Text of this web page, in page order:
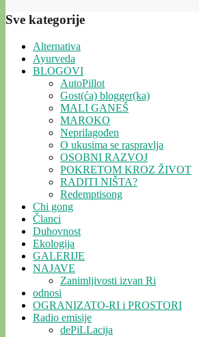
Sve kategorije
Alternativa
Ayurveda
BLOGOVI
AutoPillot
Gost(ća) blogger(ka)
MALI GANEŠ
MAROKO
Neprilagođen
O ukusima se raspravlja
OSOBNI RAZVOJ
POKRETOM KROZ ŽIVOT
RADITI NIŠTA?
Redemptisong
Chi gong
Članci
Duhovnost
Ekologija
GALERIJE
NAJAVE
Zanimljivosti izvan Ri
odnosi
OGRANIZATO-RI i PROSTORI
Radio emisije
dePiLLacija